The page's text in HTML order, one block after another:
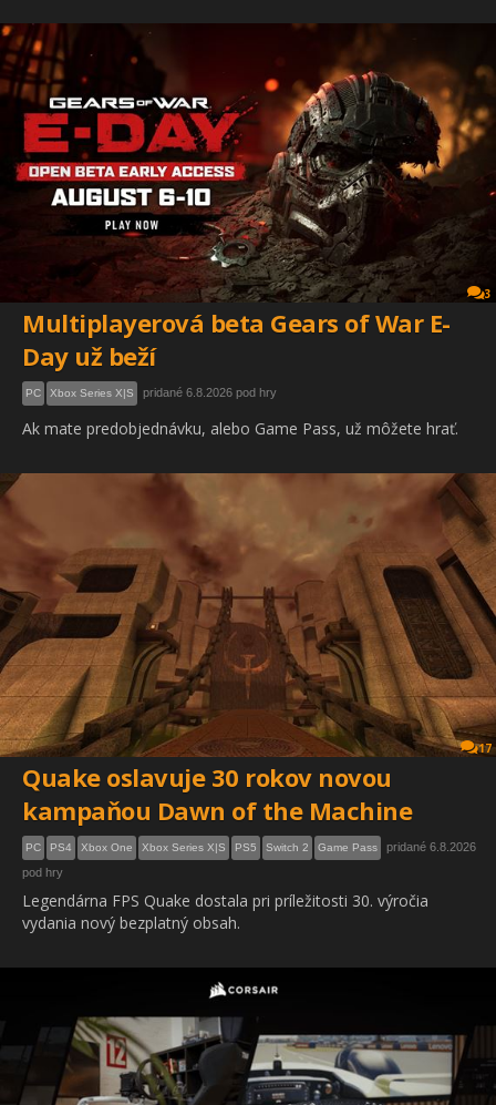
3
Multiplayerová beta Gears of War E-
Day už beží
PC Xbox Series X|S pridané 6.8.2026 pod hry
Ak mate predobjednávku, alebo Game Pass, už môžete hrať.
17
Quake oslavuje 30 rokov novou
kampaňou Dawn of the Machine
PC PS4 Xbox One Xbox Series X|S PS5 Switch 2 Game Pass
pridané 6.8.2026
pod hry
Legendárna FPS Quake dostala pri príležitosti 30. výročia
vydania nový bezplatný obsah.